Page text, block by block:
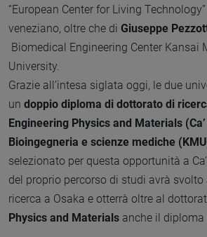
“European Center for Living
veneziano, oltre che di Giuseppe
Biomedical Engineering Center Kansai
University.
Grazie all’intesa siglata oggi, le due
un doppio diploma di dottorato di
Engineering Physics and Materials
Bioingegneria e scienze mediche
selezionato per questa opportunità a
del proprio percorso di studi avrà
ricerca a Osaka e otterrà oltre al
Physics and Materials anche il